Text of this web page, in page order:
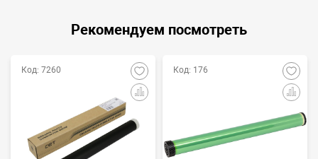
Рекомендуем посмотреть
Код: 7260 Код: 176